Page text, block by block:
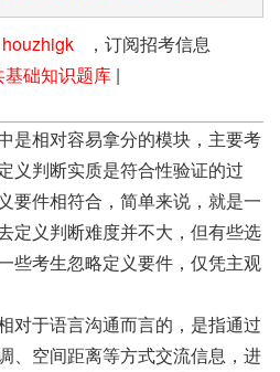
houzhigk，订阅招考信息
础知识题库 |
相对容易拿分的模块，主要考
义判断实质是符合性验证的过
要件相符合，简单来说，就是一
定义判断难度并不大，但有些选
些考生忽略定义要件，仅凭主观
于语言沟通而言的，是指通过
、空间距离等方式交流信息，进